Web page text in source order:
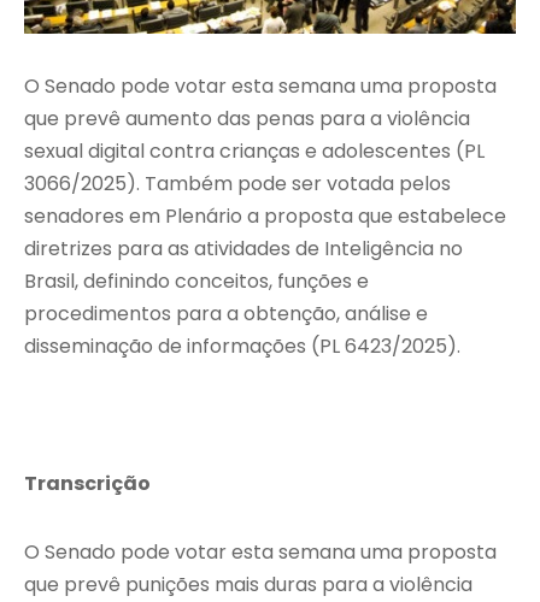
O Senado pode votar esta semana uma proposta
que prevê aumento das penas para a violência
sexual digital contra crianças e adolescentes (PL
3066/2025). Também pode ser votada pelos
senadores em Plenário a proposta que estabelece
diretrizes para as atividades de Inteligência no
Brasil, definindo conceitos, funções e
procedimentos para a obtenção, análise e
disseminação de informações (PL 6423/2025).
Transcrição
O Senado pode votar esta semana uma proposta
que prevê punições mais duras para a violência